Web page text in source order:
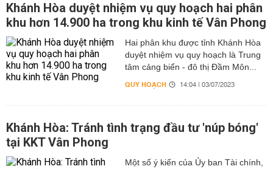
Khánh Hòa duyệt nhiệm vụ quy hoạch hai phân
khu hơn 14.900 ha trong khu kinh tế Vân Phong
Hai phân khu được tỉnh Khánh Hòa
duyệt nhiệm vụ quy hoạch là Trung
tâm cảng biển - đô thị Đầm Môn...
QUY HOẠCH 14:04 | 03/07/2023
Khánh Hòa: Tránh tình trạng đầu tư 'núp bóng'
tại KKT Vân Phong
Một số ý kiến của Ủy ban Tài chính,